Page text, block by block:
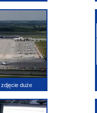
zdjęcie duże